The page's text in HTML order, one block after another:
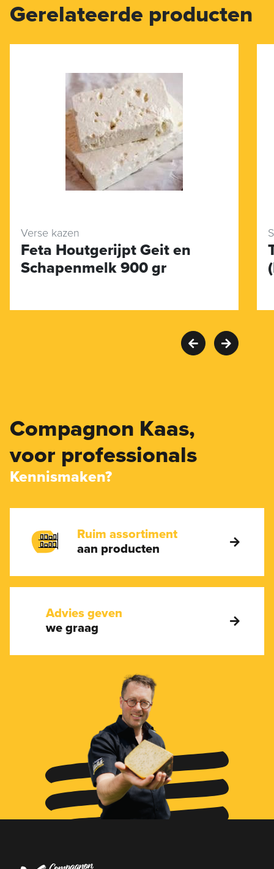
Gerelateerde producten
Verse kazen
Feta Houtgerijpt Geit en
Schapenmelk 900 gr
Compagnon Kaas,
voor professionals
Kennismaken?
Ruim assortiment
aan producten
Advies geven
we graag